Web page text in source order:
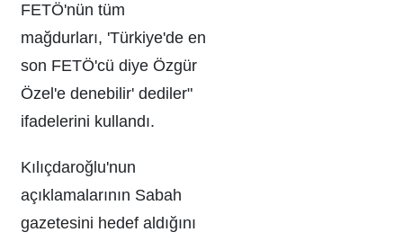
FETÖ'nün tüm
mağdurları, 'Türkiye'de en
son FETÖ'cü diye Özgür
Özel'e denebilir' dediler"
ifadelerini kullandı.
Kılıçdaroğlu'nun
açıklamalarının Sabah
gazetesini hedef aldığını